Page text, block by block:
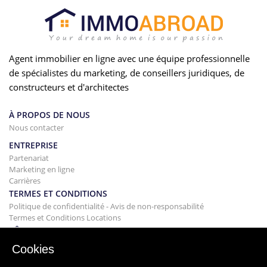
Agent immobilier en ligne avec une équipe professionnelle
de spécialistes du marketing, de conseillers juridiques, de
constructeurs et d'architectes
À PROPOS DE NOUS
Nous contacter
ENTREPRISE
Partenariat
Marketing en ligne
Carrières
TERMES ET CONDITIONS
Politique de confidentialité - Avis de non-responsabilité
Termes et Conditions Locations
BÂTIMENT
Projets
Cookies